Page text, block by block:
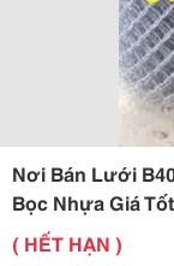
Nơi Bán Lưới
Bọc Nhựa Giá
( HẾT HẠN )